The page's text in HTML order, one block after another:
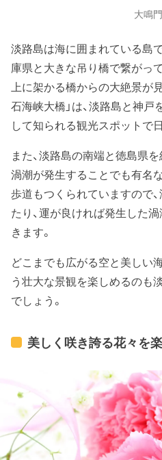
大鳴
淡路島は海に囲まれている島
庫県と大きな吊り橋で繋がっ
上に架かる橋からの大絶景が
石海峡大橋」は、淡路島と神
して知られる観光スポットで
また、淡路島の南端と徳島県を
渦潮が発生することでも有名
歩道もつくられていますので
たり、運が良ければ発生した
きます。
どこまでも広がる空と美しい
う壮大な景観を楽しめるのも
でしょう。
美しく咲き誇る花々を